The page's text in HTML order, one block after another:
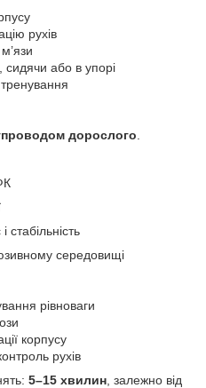
рухів
сидячи або в упорі
дорослого
середовищі
рівноваги
корпусу
рухів
5–15 хвилин , залежно від